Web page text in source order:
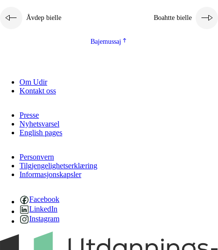
Åvdep bielle Boahtte bielle
Bajemussaj
Om Udir
Kontakt oss
Presse
Nyhetsvarsel
English pages
Personvern
Tilgjengelighetserklæring
Informasjonskapsler
Facebook
LinkedIn
Instagram